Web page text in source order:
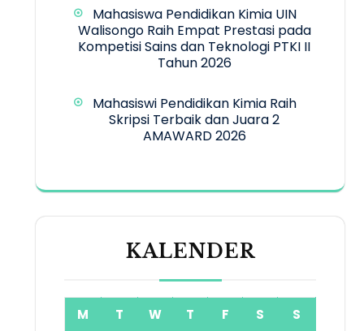
Mahasiswa Pendidikan Kimia UIN
Walisongo Raih Empat Prestasi pada
Kompetisi Sains dan Teknologi PTKI II
Tahun 2026
Mahasiswi Pendidikan Kimia Raih
Skripsi Terbaik dan Juara 2
AMAWARD 2026
KALENDER
M T W T F S S